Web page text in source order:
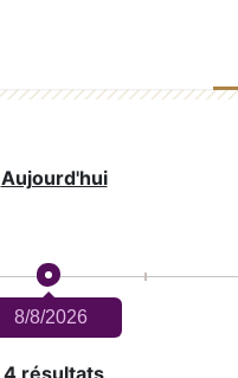
Aujourd'hui
8/8/2026
4 résultats